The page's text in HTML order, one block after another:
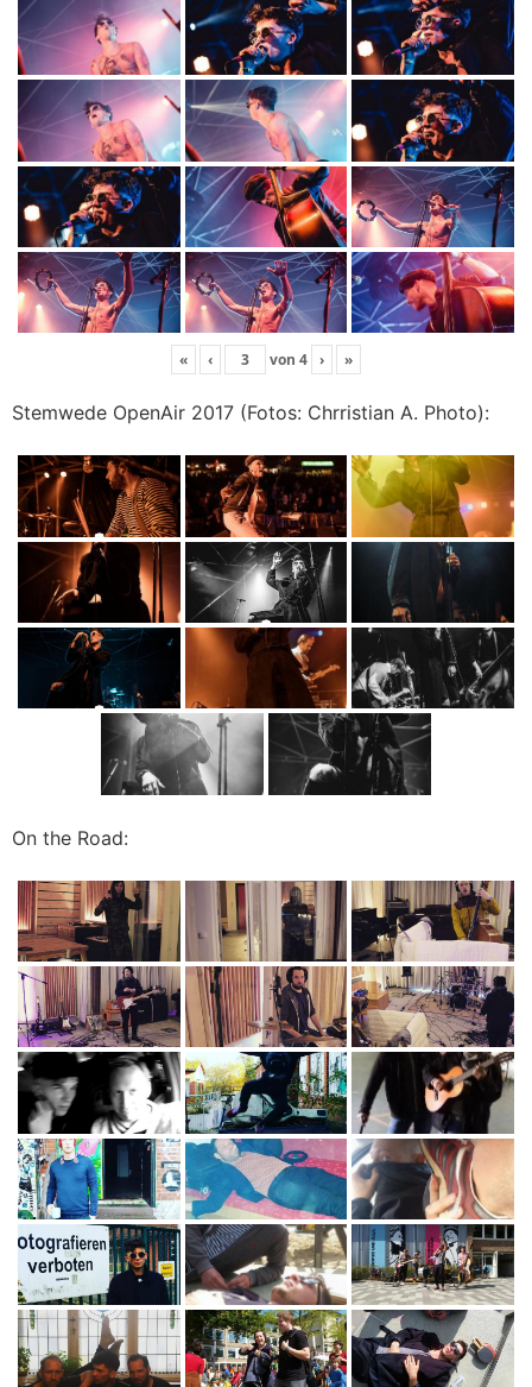
« ‹ von 4 › »
Stemwede OpenAir 2017 (Fotos: Chrristian A. Photo):
On the Road: